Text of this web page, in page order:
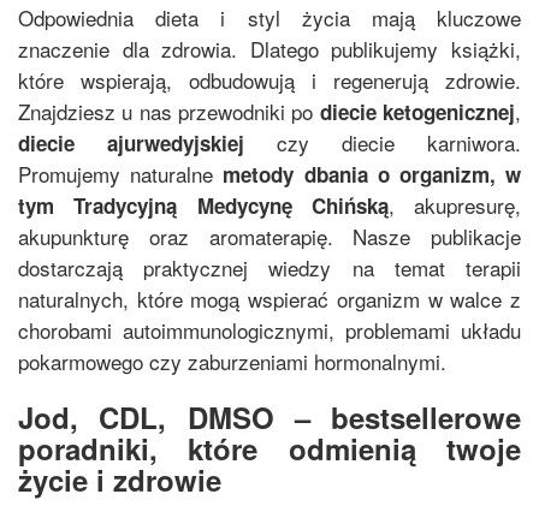
Odpowiednia dieta i styl życia mają kluczowe
znaczenie dla zdrowia. Dlatego publikujemy książki,
które wspierają, odbudowują i regenerują zdrowie.
Znajdziesz u nas przewodniki po diecie ketogenicznej,
diecie ajurwedyjskiej czy diecie karniwora.
Promujemy naturalne metody dbania o organizm, w
tymTradycyjną Medycynę Chińską, akupresurę,
akupunkturę oraz aromaterapię. Nasze publikacje
dostarczają praktycznej wiedzy na temat terapii
naturalnych, które mogą wspierać organizm w walce z
chorobami autoimmunologicznymi, problemami układu
pokarmowego czy zaburzeniami hormonalnymi.
Jod, CDL, DMSO – bestsellerowe
poradniki, które odmienią twoje
życie i zdrowie